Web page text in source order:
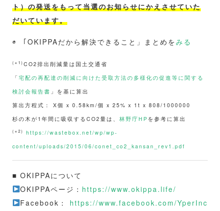
ト）の発送をもって当選のお知らせにかえさせていた
だいています。
◉ 「OKIPPAだから解決できること」まとめをみる
(※1) CO2排出削減量は国土交通省
「 宅配の再配達の削減に向けた受取方法の多様化の促進等に関する
検討会報告書 」を基に算出
算出方程式： X個 x 0.58km/個 x 25% x 1t x 808/1000000
杉の木が1年間に吸収するCO2量は、 林野庁HP を参考に算出
(※2)
https://wastebox.net/wp/wp-
content/uploads/2015/06/conet_co2_kansan_rev1.pdf
■ OKIPPAについて
OKIPPAページ： https://www.okippa.life/
Facebook： https://www.facebook.com/YperInc